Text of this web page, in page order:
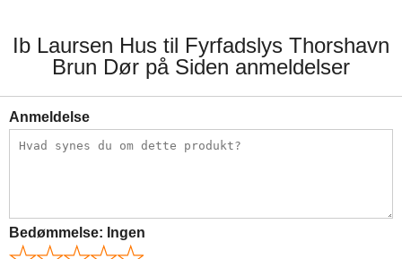
Ib Laursen Hus til Fyrfadslys Thorshavn
Brun Dør på Siden anmeldelser
Anmeldelse
Bedømmelse: Ingen